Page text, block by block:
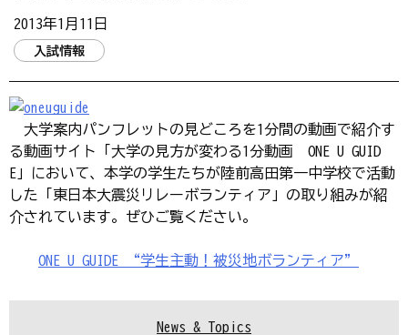
2013年1月11日
入試情報
大学案内パンフレットの見どころを1分間の動画で紹介す
る動画サイト「大学の見方が変わる1分動画 ONE U GUID
E」において、本学の学生たちが陸前高田第一中学校で活動
した「東日本大震災リレーボランティア」の取り組みが紹
介されています。ぜひご覧ください。
ONE U GUIDE “学生主動！被災地ボランティア”
News & Topics